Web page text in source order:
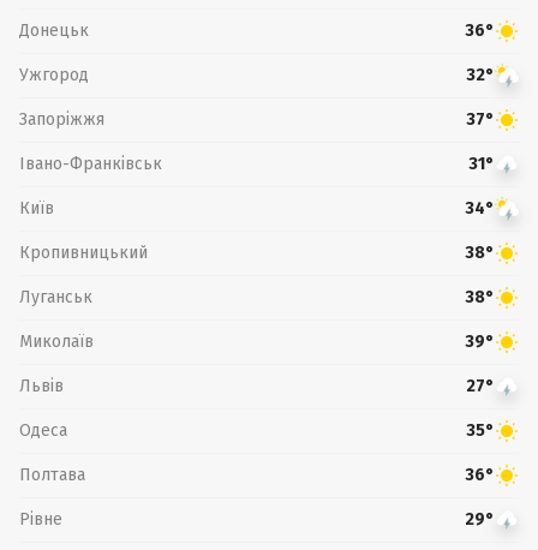
Донецьк 36°
Ужгород 32°
Запоріжжя 37°
Івано-Франківськ 31°
Київ 34°
Кропивницький 38°
Луганськ 38°
Миколаїв 39°
Львів 27°
Одеса 35°
Полтава 36°
Рівне 29°